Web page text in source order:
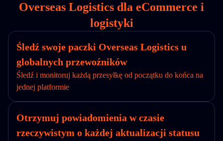
Overseas Logistics dla eCommerce i
logistyki
Śledź swoje paczki Overseas Logistics u
globalnych przewoźników
Śledź i monitoruj każdą przesyłkę od początku do końca na
jednej platformie
Otrzymuj powiadomienia w czasie
rzeczywistym o każdej aktualizacji statusu